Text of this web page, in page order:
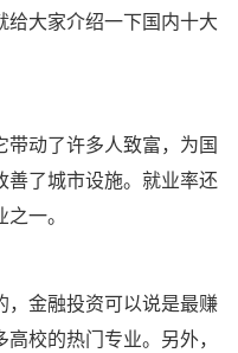
大家介绍一下国内十大
动了许多人致富，为国
善了城市设施。就业率还
一。
金融投资可以说是最赚
校的热门专业。另外，